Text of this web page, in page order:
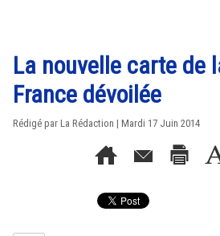
La nouvelle carte de
France dévoilée
Rédigé par La Rédaction | Mardi 17 Juin 2014